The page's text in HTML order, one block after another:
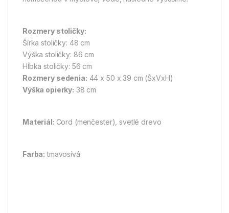
Rozmery stoličky:
Šírka stoličky: 48 cm
Výška stoličky: 86 cm
Hĺbka stoličky: 56 cm
Rozmery sedenia: 44 x 50 x 39 cm (ŠxVxH)
Výška opierky: 38 cm
Materiál: Cord (menčester), svetlé drevo
Farba: tmavosivá